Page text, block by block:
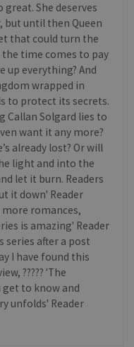
She deserves
until then Queen
that could turn the
time comes to pay
up everything? And
wrapped in
to protect its secrets.
Callan Solgard lies to
want it any more?
already lost? Or will
light and into the
let it burn. Readers
it down' Reader
more romances,
is amazing' Reader
series after a post
I have found this
????? 'The
get to know and
unfolds' Reader